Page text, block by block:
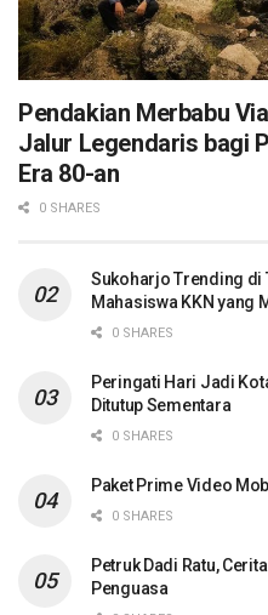
Pendakian Merbabu
Jalur Legendaris bagi
Era 80-an
0 SHARES
Sukoharjo Trending di
Mahasiswa KKN yang
0 SHARES
Peringati Hari Jadi
Ditutup Sementara
0 SHARES
Paket Prime Video
0 SHARES
Petruk Dadi Ratu,
Penguasa